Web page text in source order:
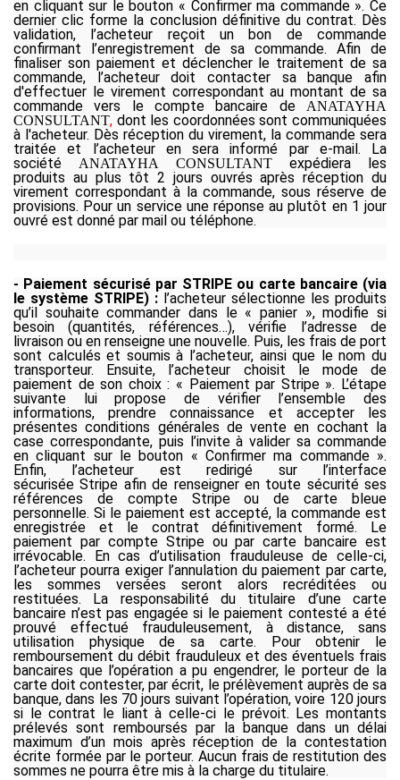
en cliquant sur le bouton « Confirmer ma commande ». Ce
dernier clic forme la conclusion définitive du contrat. Dès
validation, l’acheteur reçoit un bon de commande
confirmant l’enregistrement de sa commande. Afin de
finaliser son paiement et déclencher le traitement de sa
commande, l’acheteur doit contacter sa banque afin
d'effectuer le virement correspondant au montant de sa
commande vers le compte bancaire de
ANATAYHA
CONSULTANT, dont les coordonnées sont communiquées
à l'acheteur. Dès réception du virement, la commande sera
traitée et l’acheteur en sera informé par e-mail. La
sociétéANATAYHA CONSULTANTexpédiera les
produits au plus tôt 2 jours ouvrés après réception du
virement correspondant à la commande, sous réserve de
provisions. Pour un service une réponse au plutôt en 1 jour
ouvré est donné par mail ou téléphone.
- Paiement sécurisé par STRIPE ou carte bancaire (via
le système STRIPE) : l’acheteur sélectionne les produits
qu’il souhaite commander dans le « panier », modifie si
besoin (quantités, références…), vérifie l’adresse de
livraison ou en renseigne une nouvelle. Puis, les frais de port
sont calculés et soumis à l’acheteur, ainsi que le nom du
transporteur. Ensuite, l’acheteur choisit le mode de
paiement de son choix : « Paiement par Stripe ». L’étape
suivante lui propose de vérifier l’ensemble des
informations, prendre connaissance et accepter les
présentes conditions générales de vente en cochant la
case correspondante, puis l’invite à valider sa commande
en cliquant sur le bouton « Confirmer ma commande ».
Enfin, l’acheteur est redirigé sur l’interface
sécurisée Stripe afin de renseigner en toute sécurité ses
références de compte
Stripe ou
de carte bleue
personnelle. Si le paiement est accepté, la commande est
enregistrée et le contrat définitivement formé. Le
paiement par compte Stripe ou par carte bancaire est
irrévocable. En cas d’utilisation frauduleuse de celle-ci,
l’acheteur pourra exiger l’annulation du paiement par carte,
les sommes versées seront alors recréditées ou
restituées. La responsabilité du titulaire d’une carte
bancaire n’est pas engagée si le paiement contesté a été
prouvé effectué frauduleusement, à distance, sans
utilisation physique de sa carte. Pour obtenir le
remboursement du débit frauduleux et des éventuels frais
bancaires que l’opération a pu engendrer, le porteur de la
carte doit contester, par écrit, le prélèvement auprès de sa
banque, dans les 70 jours suivant l’opération, voire 120 jours
si le contrat le liant à celle-ci le prévoit. Les montants
prélevés sont remboursés par la banque dans un délai
maximum d’un mois après réception de la contestation
écrite formée par le porteur. Aucun frais de restitution des
sommes ne pourra être mis à la charge du titulaire.